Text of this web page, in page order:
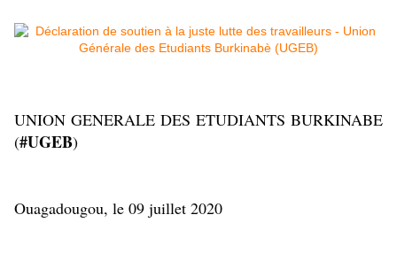
UNION GENERALE DES ETUDIANTS BURKINABE
(#UGEB)
Ouagadougou, le 09 juillet 2020